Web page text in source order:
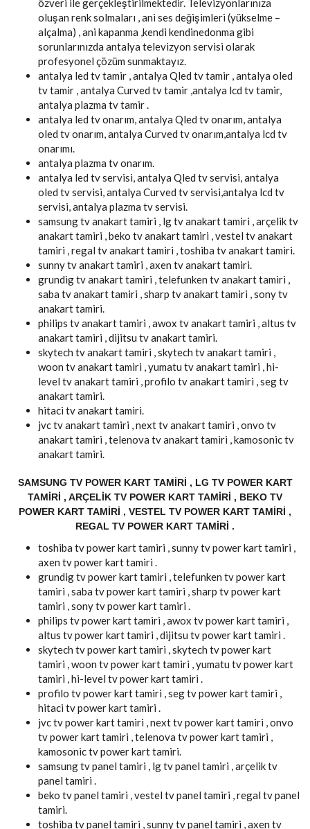
özveri ile gerçekleştirilmektedir. Televizyonlarınıza
oluşan renk solmaları , ani ses değişimleri (yükselme –
alçalma) , ani kapanma ,kendi kendinedonma gibi
sorunlarınızda antalya televizyon servisi olarak
profesyonel çözüm sunmaktayız.
antalya led tv tamir , antalya Qled tv tamir , antalya oled
tv tamir , antalya Curved tv tamir ,antalya lcd tv tamir,
antalya plazma tv tamir .
antalya led tv onarım, antalya Qled tv onarım, antalya
oled tv onarım, antalya Curved tv onarım,antalya lcd tv
onarımı.
antalya plazma tv onarım.
antalya led tv servisi, antalya Qled tv servisi, antalya
oled tv servisi, antalya Curved tv servisi,antalya lcd tv
servisi, antalya plazma tv servisi.
samsung tv anakart tamiri , lg tv anakart tamiri , arçelik tv
anakart tamiri , beko tv anakart tamiri , vestel tv anakart
tamiri , regal tv anakart tamiri , toshiba tv anakart tamiri.
sunny tv anakart tamiri , axen tv anakart tamiri.
grundig tv anakart tamiri , telefunken tv anakart tamiri ,
saba tv anakart tamiri , sharp tv anakart tamiri , sony tv
anakart tamiri.
philips tv anakart tamiri , awox tv anakart tamiri , altus tv
anakart tamiri , dijitsu tv anakart tamiri.
skytech tv anakart tamiri , skytech tv anakart tamiri ,
woon tv anakart tamiri , yumatu tv anakart tamiri , hi-
level tv anakart tamiri , profilo tv anakart tamiri , seg tv
anakart tamiri.
hitaci tv anakart tamiri.
jvc tv anakart tamiri , next tv anakart tamiri , onvo tv
anakart tamiri , telenova tv anakart tamiri , kamosonic tv
anakart tamiri.
SAMSUNG TV POWER KART TAMIRI , LG TV POWER KART
TAMIRI , ARÇELIK TV POWER KART TAMIRI , BEKO TV
POWER KART TAMIRI , VESTEL TV POWER KART TAMIRI ,
REGAL TV POWER KART TAMIRI .
toshiba tv power kart tamiri , sunny tv power kart tamiri ,
axen tv power kart tamiri .
grundig tv power kart tamiri , telefunken tv power kart
tamiri , saba tv power kart tamiri , sharp tv power kart
tamiri , sony tv power kart tamiri .
philips tv power kart tamiri , awox tv power kart tamiri ,
altus tv power kart tamiri , dijitsu tv power kart tamiri .
skytech tv power kart tamiri , skytech tv power kart
tamiri , woon tv power kart tamiri , yumatu tv power kart
tamiri , hi-level tv power kart tamiri .
profilo tv power kart tamiri , seg tv power kart tamiri ,
hitaci tv power kart tamiri .
jvc tv power kart tamiri , next tv power kart tamiri , onvo
tv power kart tamiri , telenova tv power kart tamiri ,
kamosonic tv power kart tamiri.
samsung tv panel tamiri , lg tv panel tamiri , arçelik tv
panel tamiri .
beko tv panel tamiri , vestel tv panel tamiri , regal tv panel
tamiri.
toshiba tv panel tamiri , sunny tv panel tamiri , axen tv